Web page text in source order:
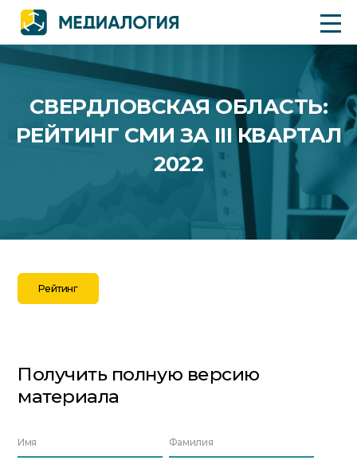
СВЕРДЛОВСКАЯ ОБЛАСТЬ:
РЕЙТИНГ СМИ ЗА III КВАРТАЛ
2022
Рейтинг
Получить полную версию
материала